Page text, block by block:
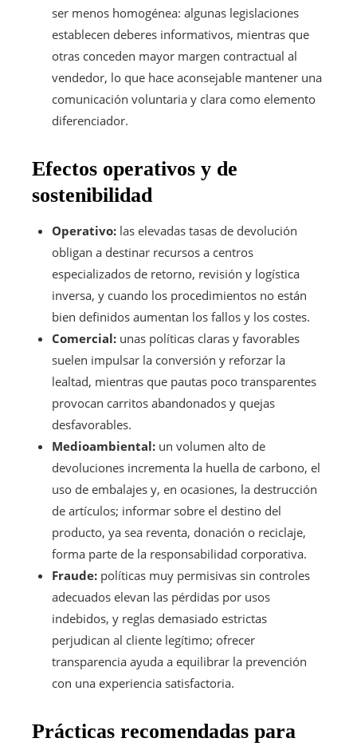
ser menos homogénea: algunas legislaciones
establecen deberes informativos, mientras que
otras conceden mayor margen contractual al
vendedor, lo que hace aconsejable mantener una
comunicación voluntaria y clara como elemento
diferenciador.
Efectos operativos y de
sostenibilidad
Operativo: las elevadas tasas de devolución
obligan a destinar recursos a centros
especializados de retorno, revisión y logística
inversa, y cuando los procedimientos no están
bien definidos aumentan los fallos y los costes.
Comercial: unas políticas claras y favorables
suelen impulsar la conversión y reforzar la
lealtad, mientras que pautas poco transparentes
provocan carritos abandonados y quejas
desfavorables.
Medioambiental: un volumen alto de
devoluciones incrementa la huella de carbono, el
uso de embalajes y, en ocasiones, la destrucción
de artículos; informar sobre el destino del
producto, ya sea reventa, donación o reciclaje,
forma parte de la responsabilidad corporativa.
Fraude: políticas muy permisivas sin controles
adecuados elevan las pérdidas por usos
indebidos, y reglas demasiado estrictas
perjudican al cliente legítimo; ofrecer
transparencia ayuda a equilibrar la prevención
con una experiencia satisfactoria.
Prácticas recomendadas para